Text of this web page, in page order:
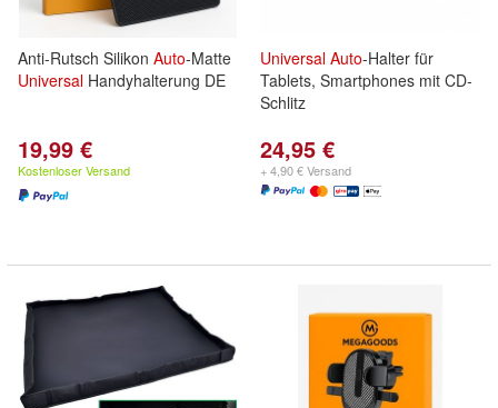
Anti-Rutsch Silikon Auto-Matte
Universal Handyhalterung DE
19,99 €
Kostenloser Versand
Universal Auto-Halter für
Tablets, Smartphones mit CD-
Schlitz
24,95 €
+ 4,90 € Versand